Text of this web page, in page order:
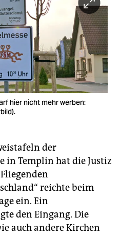
hier nicht mehr werben:
der
in Templin hat die Justiz
reichte beim
ein. Ein
den Eingang. Die
auch andere Kirchen